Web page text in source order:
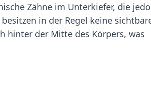
Zähne im Unterkiefer, die
in der Regel keine
hinter der Mitte des Körpers, was